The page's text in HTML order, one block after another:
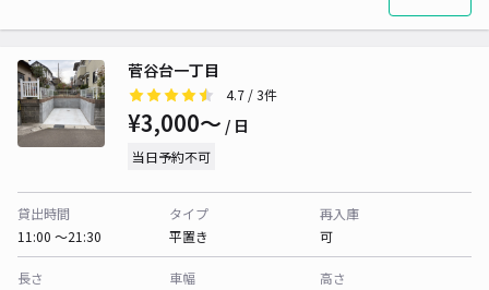
菅谷台一丁目
4.7 / 3件
¥3,000〜 / 日
当日予約不可
貸出時間
11:00 〜21:30
タイプ
平置き
再入庫
可
長さ
車幅
高さ